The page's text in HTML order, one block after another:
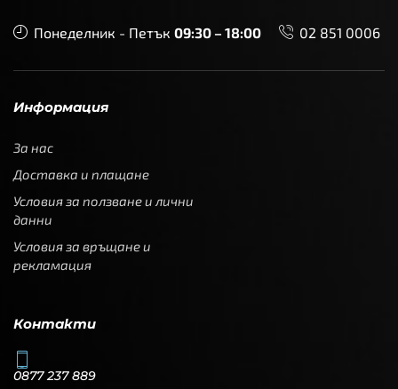
Понеделник - Петък 09:30 – 18:00 02 851 0006
Информация
За нас
Доставка и плащане
Условия за ползване и лични
данни
Условия за връщане и
рекламация
Контакти
0877 237 889